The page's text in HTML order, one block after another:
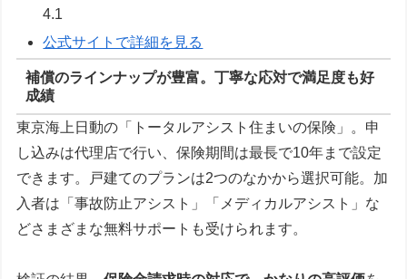
4.1
公式サイトで詳細を見る
補償のラインナップが豊富。丁寧な応対で満足度も好
成績
東京海上日動の「トータルアシスト住まいの保険」。申
し込みは代理店で行い、保険期間は最長で10年まで設定
できます。戸建てのプランは2つのなかから選択可能。加
入者は「事故防止アシスト」「メディカルアシスト」な
どさまざまな無料サポートも受けられます。